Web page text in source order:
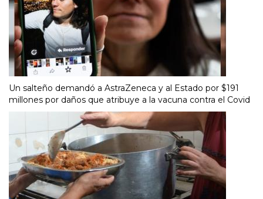
Un salteño demandó a AstraZeneca y al Estado por $191
millones por daños que atribuye a la vacuna contra el Covid